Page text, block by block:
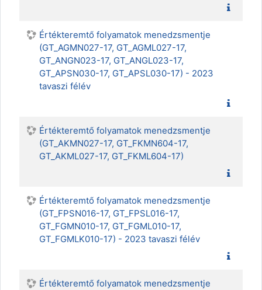
Értékteremtő folyamatok menedzsmentje
(GT_AGMN027-17, GT_AGML027-17,
GT_ANGN023-17, GT_ANGL023-17,
GT_APSN030-17, GT_APSL030-17) - 2023
tavaszi félév
Értékteremtő folyamatok menedzsmentje
(GT_AKMN027-17, GT_FKMN604-17,
GT_AKML027-17, GT_FKML604-17)
Értékteremtő folyamatok menedzsmentje
(GT_FPSN016-17, GT_FPSL016-17,
GT_FGMN010-17, GT_FGML010-17,
GT_FGMLK010-17) - 2023 tavaszi félév
Értékteremtő folyamatok menedzsmentje